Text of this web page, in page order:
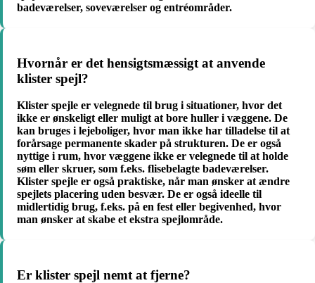
badeværelser, soveværelser og entréområder.
Hvornår er det hensigtsmæssigt at anvende
klister spejl?
Klister spejle er velegnede til brug i situationer, hvor det
ikke er ønskeligt eller muligt at bore huller i væggene. De
kan bruges i lejeboliger, hvor man ikke har tilladelse til at
forårsage permanente skader på strukturen. De er også
nyttige i rum, hvor væggene ikke er velegnede til at holde
søm eller skruer, som f.eks. flisebelagte badeværelser.
Klister spejle er også praktiske, når man ønsker at ændre
spejlets placering uden besvær. De er også ideelle til
midlertidig brug, f.eks. på en fest eller begivenhed, hvor
man ønsker at skabe et ekstra spejlområde.
Er klister spejl nemt at fjerne?